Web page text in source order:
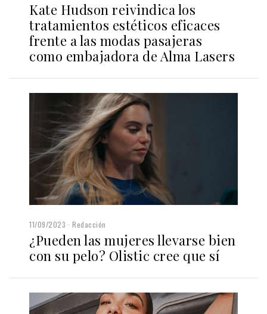
Kate Hudson reivindica los
tratamientos estéticos eficaces
frente a las modas pasajeras
como embajadora de Alma Lasers
11/09/2023 Redacción
¿Pueden las mujeres llevarse bien
con su pelo? Olistic cree que sí